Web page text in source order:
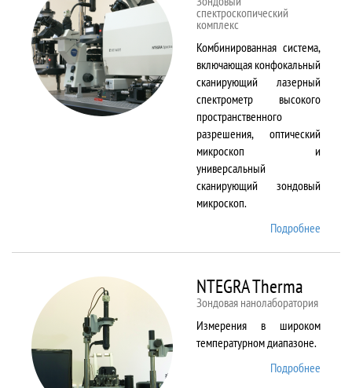
спектроскопический
комплекс
Комбинированная система,
включающая конфокальный
сканирующий лазерный
спектрометр высокого
пространственного
разрешения, оптический
микроскоп и
универсальный
сканирующий зондовый
микроскоп.
Подробнее
NTEGRA Therma
Зондовая нанолаборатория
Измерения в широком
температурном диапазоне.
Подробнее